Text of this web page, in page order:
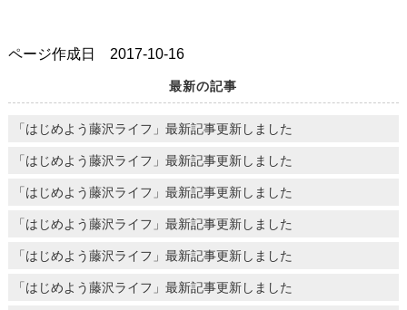
ページ作成日 2017-10-16
最新の記事
「はじめよう藤沢ライフ」最新記事更新しました
「はじめよう藤沢ライフ」最新記事更新しました
「はじめよう藤沢ライフ」最新記事更新しました
「はじめよう藤沢ライフ」最新記事更新しました
「はじめよう藤沢ライフ」最新記事更新しました
「はじめよう藤沢ライフ」最新記事更新しました